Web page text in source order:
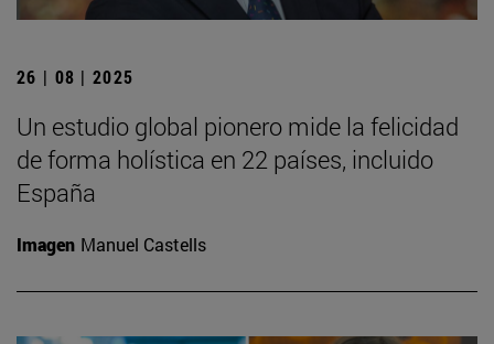
26 | 08 | 2025
Un estudio global pionero mide la felicidad
de forma holística en 22 países, incluido
España
Imagen Manuel Castells